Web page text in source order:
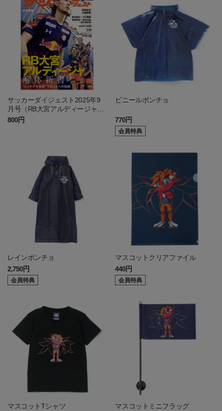
サッカーダイジェスト2025年9
月号（RB大宮アルディージャ特
集号）
800円
ビニールポンチョ
770円
会員特典
レインポンチョ
2,750円
会員特典
マスコットクリアファイル
440円
会員特典
マスコットTシャツ
マスコットミニフラッグ